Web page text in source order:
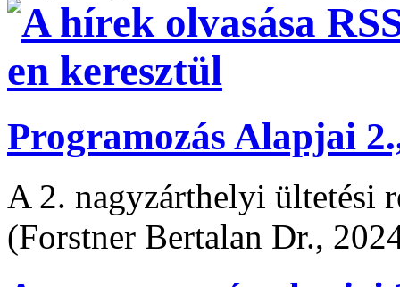
Programozás Alapjai
A 2. nagyzárthelyi ültetési
(Forstner Bertalan Dr.,